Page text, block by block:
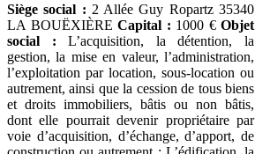
Siège social : 2 Allée Guy Ropartz 35340
LA BOUËXIÈRE Capital : 1000 € Objet
social : L’acquisition, la détention, la
gestion, la mise en valeur, l’administration,
l’exploitation par location, sous-location ou
autrement, ainsi que la cession de tous biens
et droits immobiliers, bâtis ou non bâtis,
dont elle pourrait devenir propriétaire par
voie d’acquisition, d’échange, d’apport, de